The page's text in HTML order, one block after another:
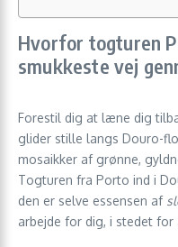
Hvorfor togturen
smukkeste vej
Forestil dig at læne dig
glider stille langs Douro-
mosaikker af grønne,
Togturen fra Porto ind i
den er selve essensen af
arbejde for dig, i stedet